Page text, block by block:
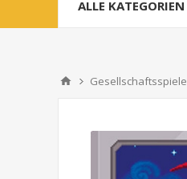
ALLE KATEGORIEN
Gesellschaftsspiele